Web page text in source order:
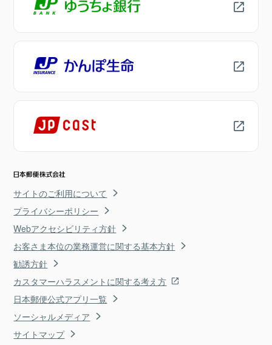
サイトのご利用について
プライバシーポリシー
Webアクセシビリティ方針
お客さま本位の業務運営に関する基本方針
勧誘方針
カスタマーハラスメントに関する考え方
日本郵便公式アプリ一覧
ソーシャルメディア
サイトマップ